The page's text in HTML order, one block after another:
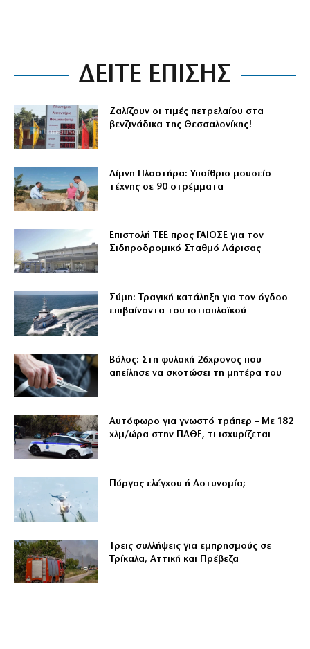
ΔΕΙΤΕ ΕΠΙΣΗΣ
Ζαλίζουν οι τιμές πετρελαίου στα
βενζινάδικα της Θεσσαλονίκης!
Λίμνη Πλαστήρα: Υπαίθριο μουσείο
τέχνης σε 90 στρέμματα
Επιστολή ΤΕΕ προς ΓΑΙΟΣΕ για τον
Σιδηροδρομικό Σταθμό Λάρισας
Σύμη: Τραγική κατάληξη για τον όγδοο
επιβαίνοντα του ιστιοπλοϊκού
Βόλος: Στη φυλακή 26χρονος που
απείλησε να σκοτώσει τη μητέρα του
Αυτόφωρο για γνωστό τράπερ – Με 182
χλμ/ώρα στην ΠΑΘΕ, τι ισχυρίζεται
Πύργος ελέγχου ή Αστυνομία;
Τρεις συλλήψεις για εμπρησμούς σε
Τρίκαλα, Αττική και Πρέβεζα